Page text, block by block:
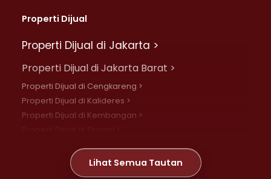
Properti Dijual
Properti Dijual di Jakarta >
Properti Dijual di Jakarta Barat >
Properti Dijual di Cengkareng >
Properti Dijual di Kalideres >
Properti Dijual di Kembangan >
Properti Dijual di Meruya >
Properti Dijual di Jelambar >
Lihat Semua Tautan